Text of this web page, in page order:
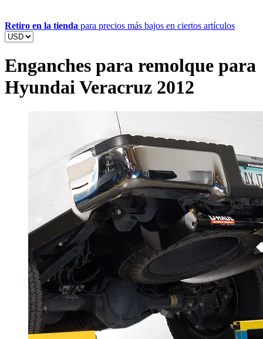
Retiro en la tienda para precios más bajos en ciertos artículos
Enganches para remolque para
Hyundai Veracruz 2012